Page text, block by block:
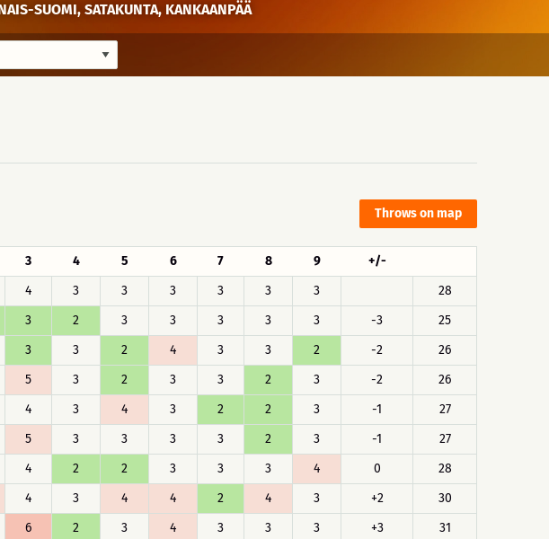
SUOMI, SATAKUNTA, KANKAANPÄÄ
Throws on map
3 4 5 6 7 8 9
+/-
4 3 3 3 3 3 3
28
3 2 3 3 3 3 3 -3
25
3 3 2 4 3 3 2 -2
26
5 3 2 3 3 2 3 -2
26
4 3 4 3 2 2 3 -1
27
5 3 3 3 3 2 3 -1
27
4 2 2 3 3 3 4 0
28
4 3 4 4 2 4 3 +2
30
6 2 3 4 3 3 3 +3
31